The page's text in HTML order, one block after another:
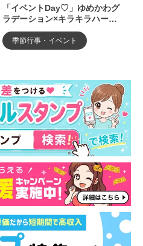
「イベントDay♡」ゆめかわグ
ラデーション×キラキラハート
デザイン
季節行事・イベント